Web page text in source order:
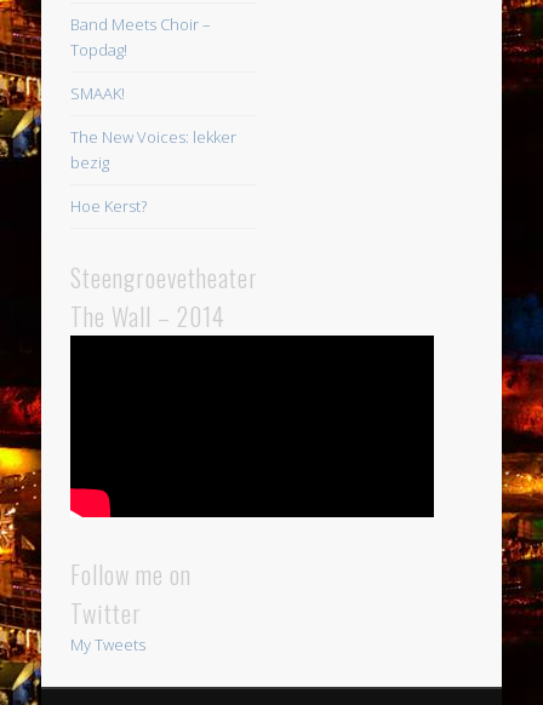
Band Meets Choir –
Topdag!
SMAAK!
The New Voices: lekker
bezig
Hoe Kerst?
Steengroevetheater
The Wall – 2014
Follow me on
Twitter
My Tweets